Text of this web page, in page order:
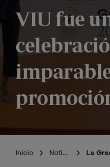
PE
VIU fue
Inicio Noticias La